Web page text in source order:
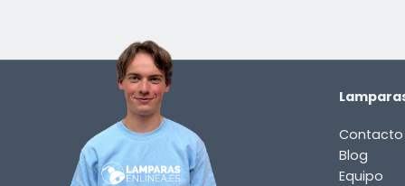
Contacto
Blog
Equipo